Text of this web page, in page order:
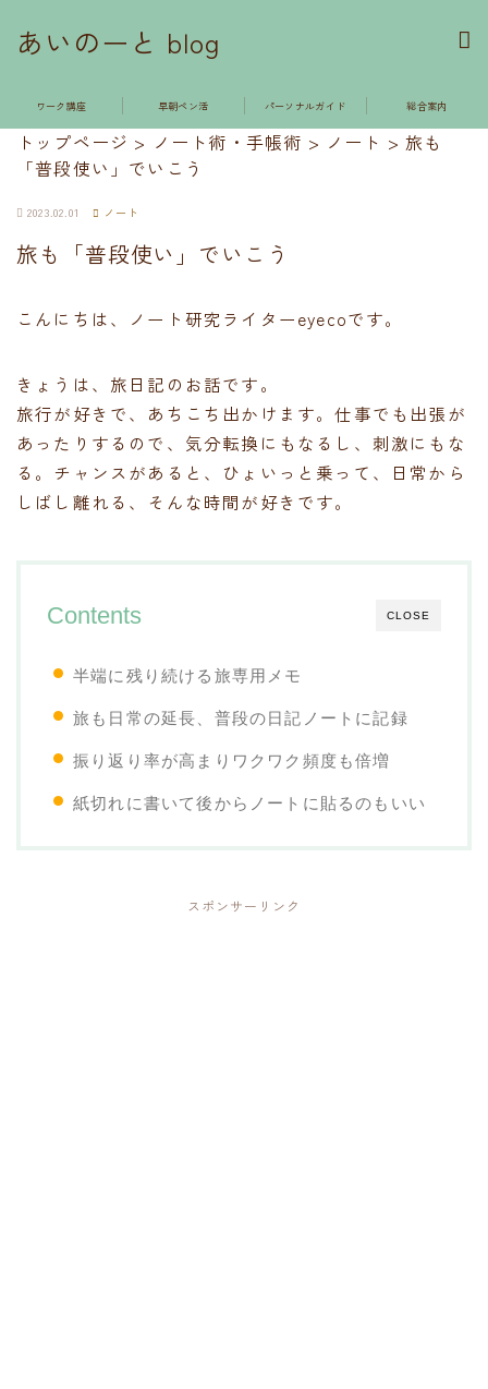
あいのーと blog
ワーク講座 早朝ペン活 パーソナルガイド 総合案内
トップページ > ノート術・手帳術 > ノート >旅も
「普段使い」でいこう
2023.02.01 ノート
旅も「普段使い」でいこう
こんにちは、ノート研究ライターeyecoです。
きょうは、旅日記のお話です。
旅行が好きで、あちこち出かけます。仕事でも出張が
あったりするので、気分転換にもなるし、刺激にもな
る。チャンスがあると、ひょいっと乗って、日常から
しばし離れる、そんな時間が好きです。
CLOSE
Contents
半端に残り続ける旅専用メモ
旅も日常の延長、普段の日記ノートに記録
振り返り率が高まりワクワク頻度も倍増
紙切れに書いて後からノートに貼るのもいい
スポンサーリンク